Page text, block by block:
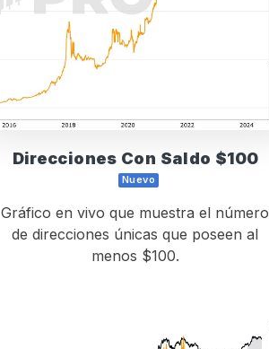
Direcciones Con Saldo $100
Nuevo
Gráfico en vivo que muestra el número
de direcciones únicas que poseen al
menos $100.